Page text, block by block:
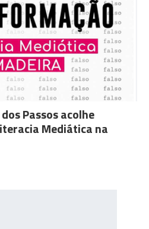
Passos acolhe
Mediática na